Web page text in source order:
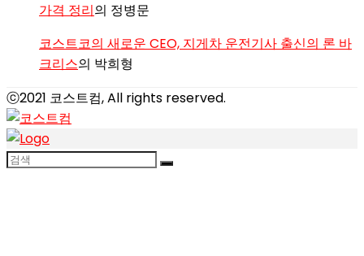
가격 정리의 정병문
코스트코의 새로운 CEO, 지게차 운전기사 출신의 론 바
크리스의 박희형
ⓒ2021 코스트컴, All rights reserved.